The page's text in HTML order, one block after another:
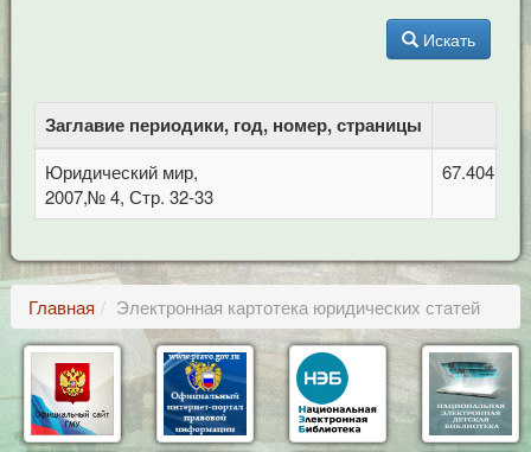
Искать
Заглавие периодики, год, номер, страницы
Юридический мир,
2007,№ 4, Стр. 32-33
67.404
Главная Электронная картотека юридических статей